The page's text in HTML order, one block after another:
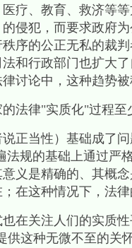
疗、教育、救济等
侵犯，而要求政府
序的公正无私的裁
和行政部门也扩大
讨论中，这种趋势
法律"实质化"过程至
当性）基础成了问
法规的基础上通过严
义是精确的、其概
在这种情况下，法
关注人们的实质性
供这种无微不至的关